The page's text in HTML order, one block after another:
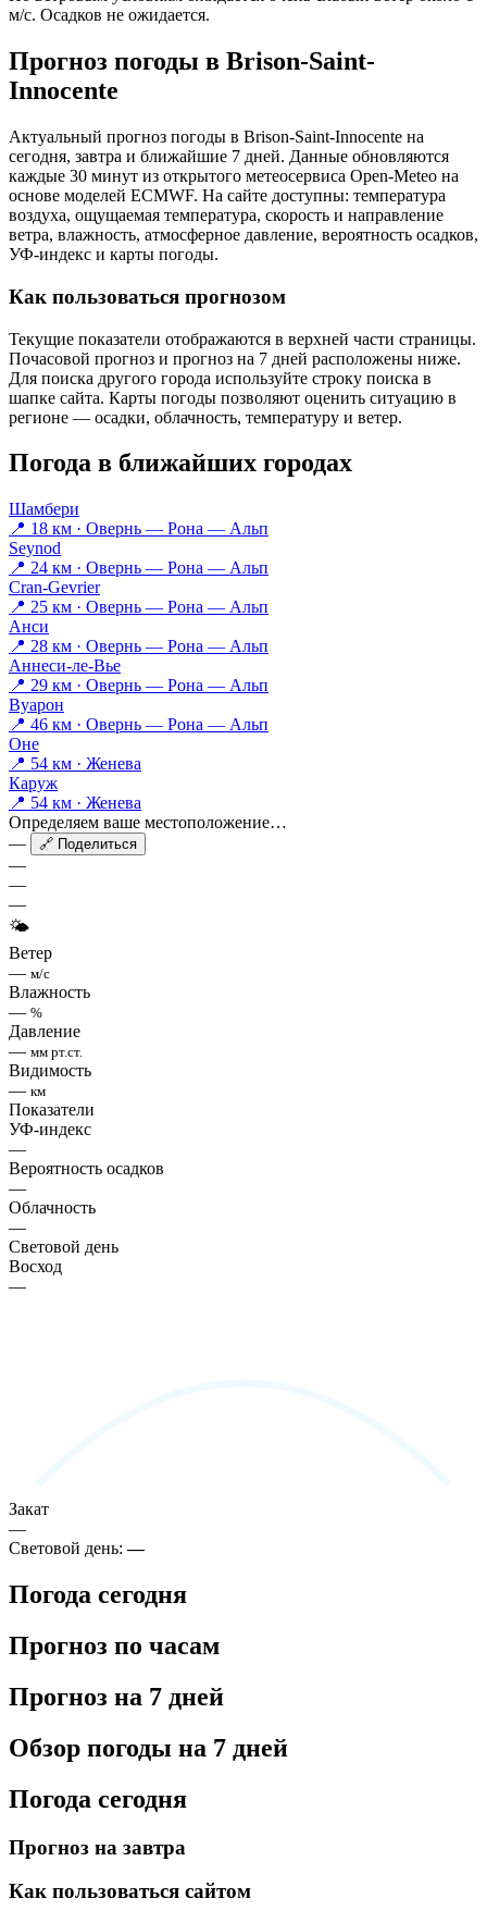
м/с. Осадков не ожидается.
Прогноз погоды в Brison-Saint-
Innocentе
Актуальный прогноз погоды в Brison-Saint-Innocentе на
сегодня, завтра и ближайшие 7 дней. Данные обновляются
каждые 30 минут из открытого метеосервиса Open-Meteo на
основе моделей ECMWF. На сайте доступны: температура
воздуха, ощущаемая температура, скорость и направление
ветра, влажность, атмосферное давление, вероятность осадков,
УФ-индекс и карты погоды.
Как пользоваться прогнозом
Текущие показатели отображаются в верхней части страницы.
Почасовой прогноз и прогноз на 7 дней расположены ниже.
Для поиска другого города используйте строку поиска в
шапке сайта. Карты погоды позволяют оценить ситуацию в
регионе — осадки, облачность, температуру и ветер.
Погода в ближайших городах
Шамбери
📍 18 км · Овернь — Рона — Альп
Seynod
📍 24 км · Овернь — Рона — Альп
Cran-Gevrier
📍 25 км · Овернь — Рона — Альп
Анси
📍 28 км · Овернь — Рона — Альп
Аннеси-ле-Вье
📍 29 км · Овернь — Рона — Альп
Вуарон
📍 46 км · Овернь — Рона — Альп
Оне
📍 54 км · Женева
Каруж
📍 54 км · Женева
Определяем ваше местоположение…
—
🔗 Поделиться
—
—
—
🌤
Ветер
— м/с
Влажность
— %
Давление
— мм рт.ст.
Видимость
— км
Показатели
УФ-индекс
—
Вероятность осадков
—
Облачность
—
Световой день
Восход
—
Закат
—
Световой день:—
Погода сегодня
Прогноз по часам
Прогноз на 7 дней
Обзор погоды на 7 дней
Погода сегодня
Прогноз на завтра
Как пользоваться сайтом